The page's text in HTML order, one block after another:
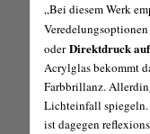
„Bei diesem Werk
Veredelungsoptionen
oderDirektdruck
Acrylglas bekommt
Farbbrillanz.
Lichteinfall
ist dagegen